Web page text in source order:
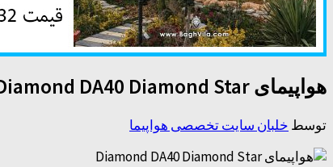
هواپیمای Diamond DA40 Diamond Star
توسط خلبان سایت تخصصی هواپیما